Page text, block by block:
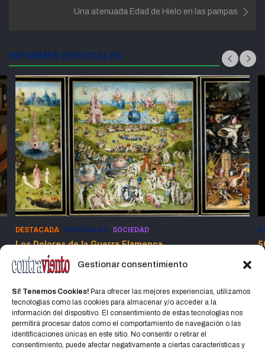
Gestionar consentimiento
Si! Tenemos Cookies! Para ofrecer las mejores experiencias, utilizamos
tecnologías como las cookies para almacenar y/o acceder a la
información del dispositivo. El consentimiento de estas tecnologías nos
permitirá procesar datos como el comportamiento de navegación o las
identificaciones únicas en este sitio. No consentir o retirar el
consentimiento, puede afectar negativamente a ciertas características y
Una atenuada Edad de Hielo en las pampas
INFORMES ESPECIALES
DESTACADA ESPECIALES SOCIEDAD
Los Dolores de la Guerra Flamenca
13 marzo, 2025 Jorge Martinez Jorge